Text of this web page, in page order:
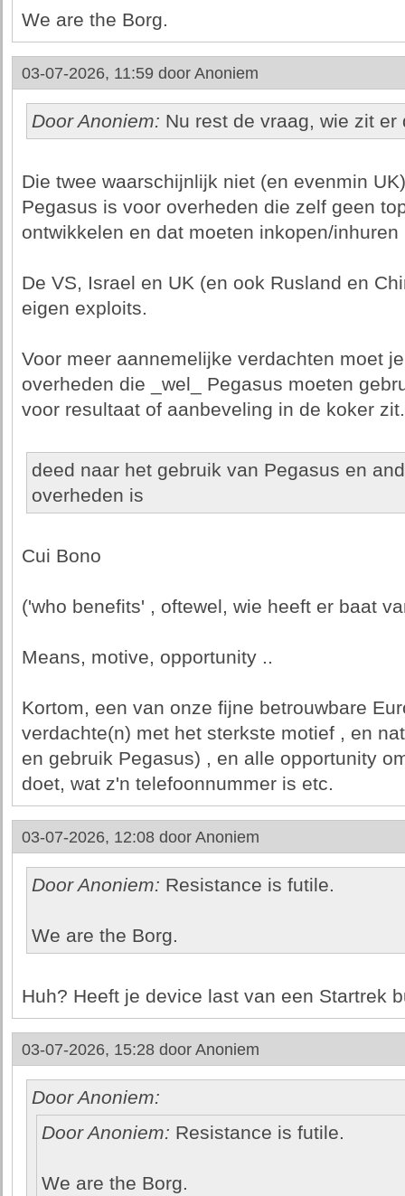
We are the Borg.
03-07-2026, 11:59 door Anoniem
Door Anoniem: Nu rest de vraag, wie zit
Die twee waarschijnlijk niet (en evenmin UK)
Pegasus is voor overheden die zelf geen
ontwikkelen en dat moeten inkopen/inhuren
De VS, Israel en UK (en ook Rusland en
eigen exploits.
Voor meer aannemelijke verdachten moet
overheden die _wel_ Pegasus moeten
voor resultaat of aanbeveling in de koker zit.
deed naar het gebruik van Pegasus en
overheden is
Cui Bono
('who benefits' , oftewel, wie heeft er baat
Means, motive, opportunity ..
Kortom, een van onze fijne betrouwbare
verdachte(n) met het sterkste motief , en
en gebruik Pegasus) , en alle opportunity
doet, wat z'n telefoonnummer is etc.
03-07-2026, 12:08 door Anoniem
Door Anoniem: Resistance is futile.
We are the Borg.
Huh? Heeft je device last van een Startrek
03-07-2026, 15:28 door Anoniem
Door Anoniem:
Door Anoniem: Resistance is futile.
We are the Borg.